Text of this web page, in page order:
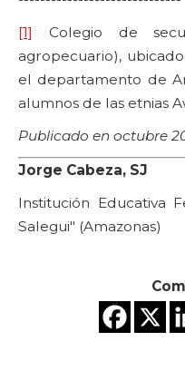
[1]
Colegio de
agropecuario),
el departamento de
alumnos de las etnias
Publicado en octubre
Jorge Cabeza, SJ
Institución Educativa
Salegui" (Amazonas)